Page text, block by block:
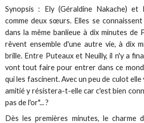
Synopsis : Ely (Géraldine Nakache)
comme deux sœurs. Elles se
dans la même banlieue à dix minutes
rêvent ensemble d'une autre vie, à dix
brille. Entre Puteaux et Neuilly, il n'y a
vont tout faire pour entrer dans ce
qui les fascinent. Avec un peu de culot
amitié y résistera-t-elle car c'est bien
pas de l'or"... ?
Dès les premières minutes, le charme